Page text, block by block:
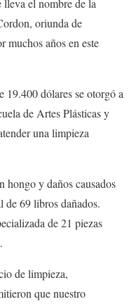
lleva el nombre de la
oriunda de
muchos años en este
19.400 dólares se otorgó a
de Artes Plásticas y
una limpieza
hongo y daños causados
de 69 libros dañados.
de 21 piezas
de limpieza,
que nuestro